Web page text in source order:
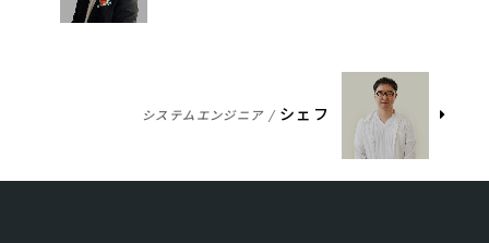
システムエンジニア / シェフ